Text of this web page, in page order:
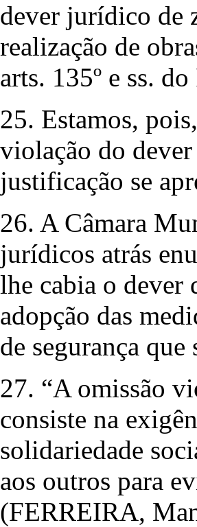
dever jurídico de
realização de
arts. 135º e ss.
25. Estamos,
violação do dever
justificação se
26. A Câmara
jurídicos atrás
lhe cabia o dever
adopção das
de segurança
27. “A omissão
consiste na
solidariedade
aos outros para
(FERREIRA,